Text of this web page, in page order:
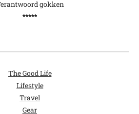
gokken
*****
The Good Life
Lifestyle
Travel
Gear